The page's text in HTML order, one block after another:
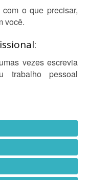
o que precisar,
você.
vezes escrevia
trabalho pessoal